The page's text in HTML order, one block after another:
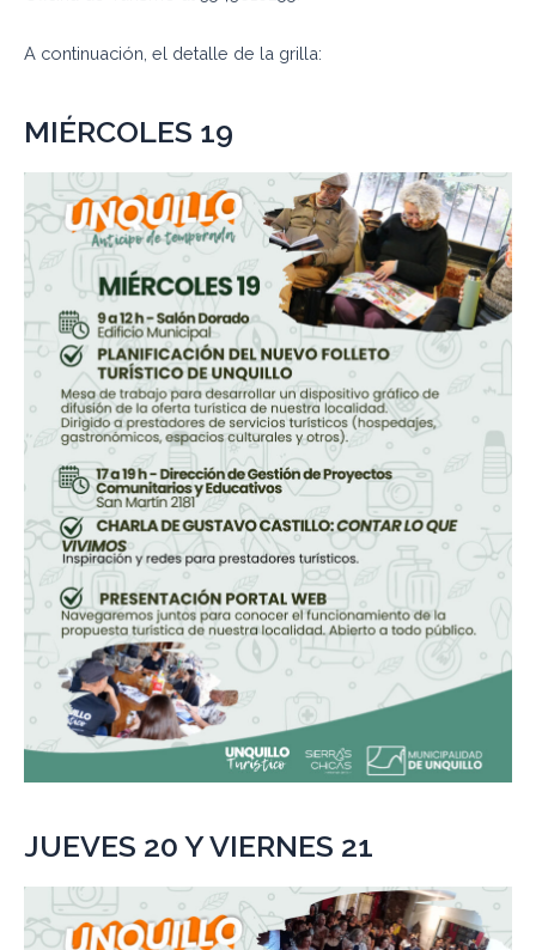
A continuación, el detalle de la grilla:
MIÉRCOLES 19
JUEVES 20 Y VIERNES 21